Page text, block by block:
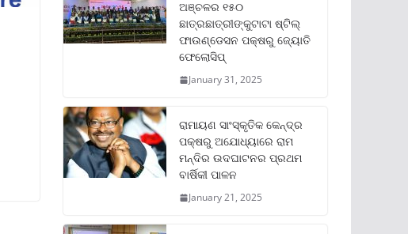
ଅଞ୍ଚଳର ୧୫୦
ଛାତ୍ରଛାତ୍ରୀଙ୍କୁଟାଟା ଷ୍ଟିଲ୍
ଫାଉଣ୍ଡେସନ ପକ୍ଷରୁ ଜ୍ୟୋତି
ଫେଲୋସିପ୍‌
January 31, 2025
ରାମାୟଣ ସାଂସ୍କୃତିକ କେନ୍ଦ୍ର
ପକ୍ଷରୁ ଅଯୋଧ୍ୟାରେ ରାମ
ମନ୍ଦିର ଉଦଘାଟନର ପ୍ରଥମ
ବାର୍ଷିକୀ ପାଳନ
January 21, 2025